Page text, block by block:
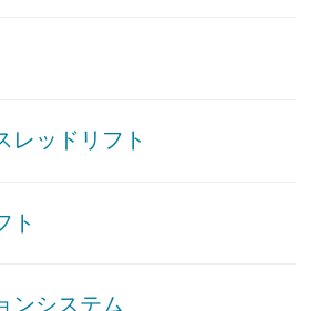
レッドリフト
ト
ンシステム